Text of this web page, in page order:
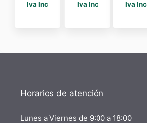
Iva Inc Iva Inc Iva Inc
Horarios de atención
Lunes a Viernes de 9:00 a 18:00